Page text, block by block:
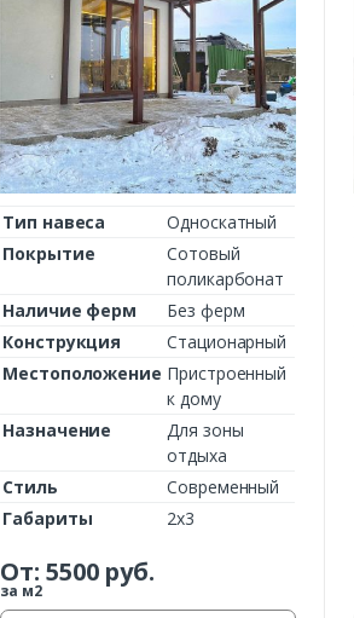
Тип навеса
Односкатный
Покрытие
Сотовый
поликарбонат
Наличие ферм
Без ферм
Конструкция
Стационарный
Местоположение Пристроенный
к дому
Назначение
Для зоны
отдыха
Стиль
Современный
Габариты
2х3
От: 5500руб.
за м2